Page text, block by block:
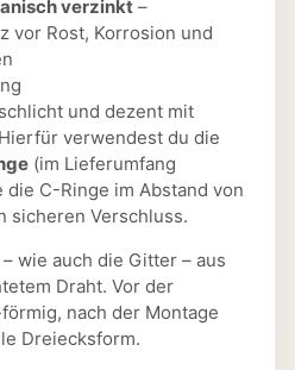
verzinkt –
vor Rost, Korrosion und
und dezent mit
verwendest du die
(im Lieferumfang
C-Ringe im Abstand von
sicheren Verschluss.
wie auch die Gitter – aus
Draht. Vor der
nach der Montage
Dreiecksform.